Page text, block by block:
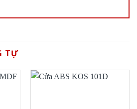
TỰ